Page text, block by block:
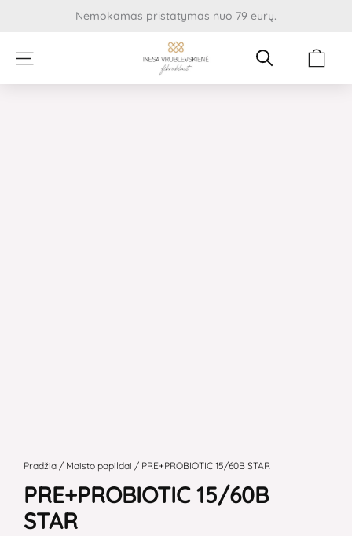
Nemokamas pristatymas nuo 79 eurų.
Cart
Pradžia / Maisto papildai / PRE+PROBIOTIC 15/60B STAR
PRE+PROBIOTIC 15/60B
STAR
kiekis:
PRE+PROBIOTIC
15/60B
STAR